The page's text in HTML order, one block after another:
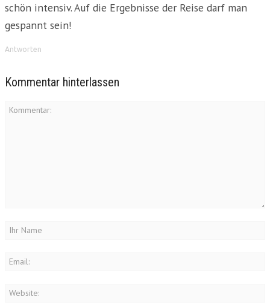
schön intensiv. Auf die Ergebnisse der Reise darf man
gespannt sein!
Antworten
Kommentar hinterlassen